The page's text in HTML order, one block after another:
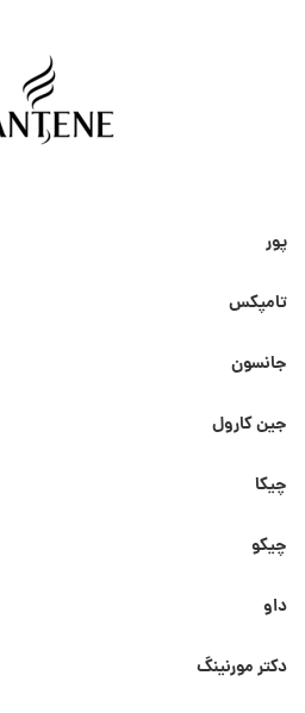
پور
تامپکس
جانسون
جین کارول
چیکا
چیکو
داو
دکتر مورنینگ